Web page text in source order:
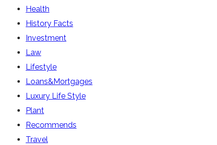
Health
History Facts
Investment
Law
Lifestyle
Loans&Mortgages
Luxury Life Style
Plant
Recommends
Travel